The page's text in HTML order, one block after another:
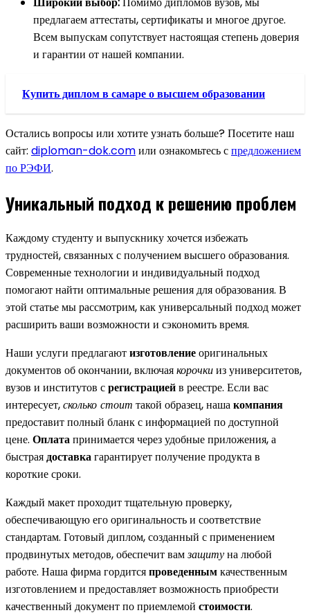
предлагаем аттестаты, сертификаты и многое другое.
Всем выпускам сопутствует настоящая степень доверия
и гарантии от нашей компании.
Купить диплом в самаре о высшем образовании
Остались вопросы или хотите узнать больше? Посетите наш
сайт: diploman-dok.comили ознакомьтесь спредложением
по РЭФИ.
Уникальный подход к решению проблем
Каждому студенту и выпускнику хочется избежать
трудностей, связанных с получением высшего образования.
Современные технологии и индивидуальный подход
помогают найти оптимальные решения для образования. В
этой статье мы рассмотрим, как универсальный подход может
расширить ваши возможности и сэкономить время.
Наши услуги предлагаютизготовлениеоригинальных
документов об окончании, включаякорочкииз университетов,
вузов и институтов срегистрациейв реестре. Если вас
интересует,сколько стоит такой образец, нашакомпания
предоставит полный бланк с информацией по доступной
цене. Оплатапринимается через удобные приложения, а
быстраядоставкагарантирует получение продукта в
короткие сроки.
Каждый макет проходит тщательную проверку,
обеспечивающую его оригинальность и соответствие
стандартам. Готовый диплом, созданный с применением
продвинутых методов, обеспечит вамзащитуна любой
работе. Наша фирма гордитсяпроведеннымкачественным
изготовлением и предоставляет возможность приобрести
качественный документ по приемлемой стоимости.